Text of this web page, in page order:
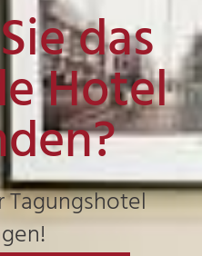
das
Hotel
Tagungshotel